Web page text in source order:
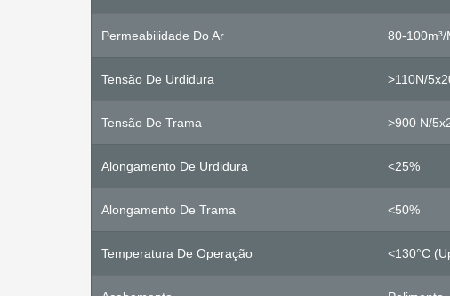
Permeabilidade Do Ar 80-100m³/
Tensão De Urdidura >110N/
Tensão De Trama >900 N/
Alongamento De Urdidura <25%
Alongamento De Trama <50%
Temperatura De Operação <130°C